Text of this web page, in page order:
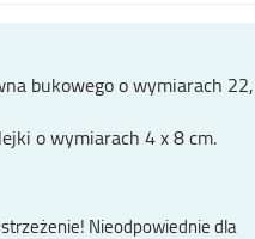
bukowego o wymiarach
o wymiarach 4 x 8 cm.
Nieodpowiednie dla